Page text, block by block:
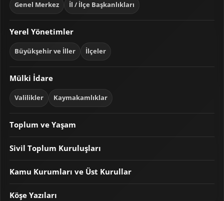
Genel Merkez İl / İlçe Başkanlıkları
Yerel Yönetimler
Büyükşehir ve İller İlçeler
Mülki İdare
Valilikler Kaymakamlıklar
Toplum ve Yaşam
Sivil Toplum Kuruluşları
Kamu Kurumları ve Üst Kurullar
Köşe Yazıları